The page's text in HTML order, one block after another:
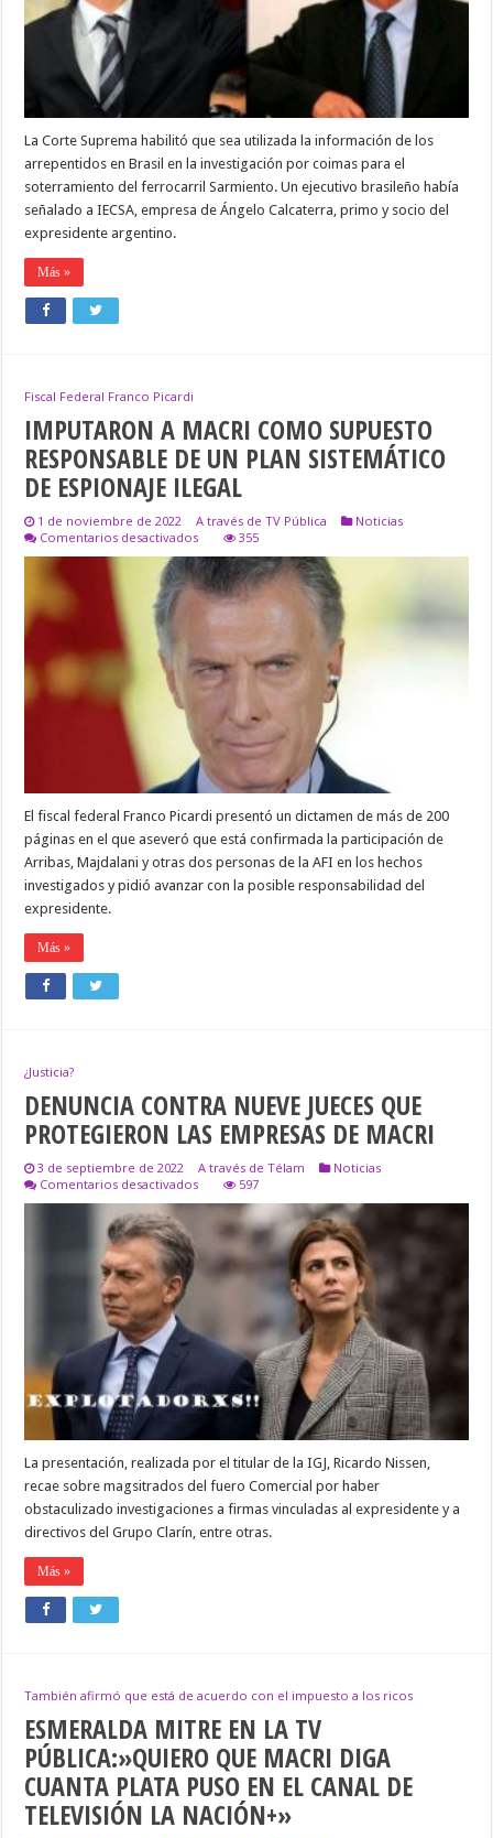
POR
LAS
ODEBRECHT
La Corte Suprema habilitó que sea utilizada la información de los
arrepentidos en Brasil en la investigación por coimas para el
soterramiento del ferrocarril Sarmiento. Un ejecutivo brasileño había
señalado a IECSA, empresa de Ángelo Calcaterra, primo y socio del
expresidente argentino.
Más »
Fiscal Federal Franco Picardi
IMPUTARON A MACRI COMO SUPUESTO
RESPONSABLE DE UN PLAN SISTEMÁTICO
DE ESPIONAJE ILEGAL
1 de noviembre de 2022 A través de TV Pública
Noticias
Comentarios desactivadosen
IMPUTARON
A
MACRI
COMO
UN
PLAN
ESPIONAJE
ILEGAL
355
El fiscal federal Franco Picardi presentó un dictamen de más de 200
páginas en el que aseveró que está confirmada la participación de
Arribas, Majdalani y otras dos personas de la AFI en los hechos
investigados y pidió avanzar con la posible responsabilidad del
expresidente.
Más »
¿Justicia?
DENUNCIA CONTRA NUEVE JUECES QUE
PROTEGIERON LAS EMPRESAS DE MACRI
3 de septiembre de 2022 A través de Télam
Noticias
Comentarios desactivadosen
DENUNCIA
NUEVE
PROTEGIERON
EMPRESAS
DE
MACRI
597
La presentación, realizada por el titular de la IGJ, Ricardo Nissen,
recae sobre magsitrados del fuero Comercial por haber
obstaculizado investigaciones a firmas vinculadas al expresidente y a
directivos del Grupo Clarín, entre otras.
Más »
También afirmó que está de acuerdo con el impuesto a los ricos
ESMERALDA MITRE EN LA TV
PÚBLICA:»QUIERO QUE MACRI DIGA
CUANTA PLATA PUSO EN EL CANAL DE
TELEVISIÓN LA NACIÓN+»